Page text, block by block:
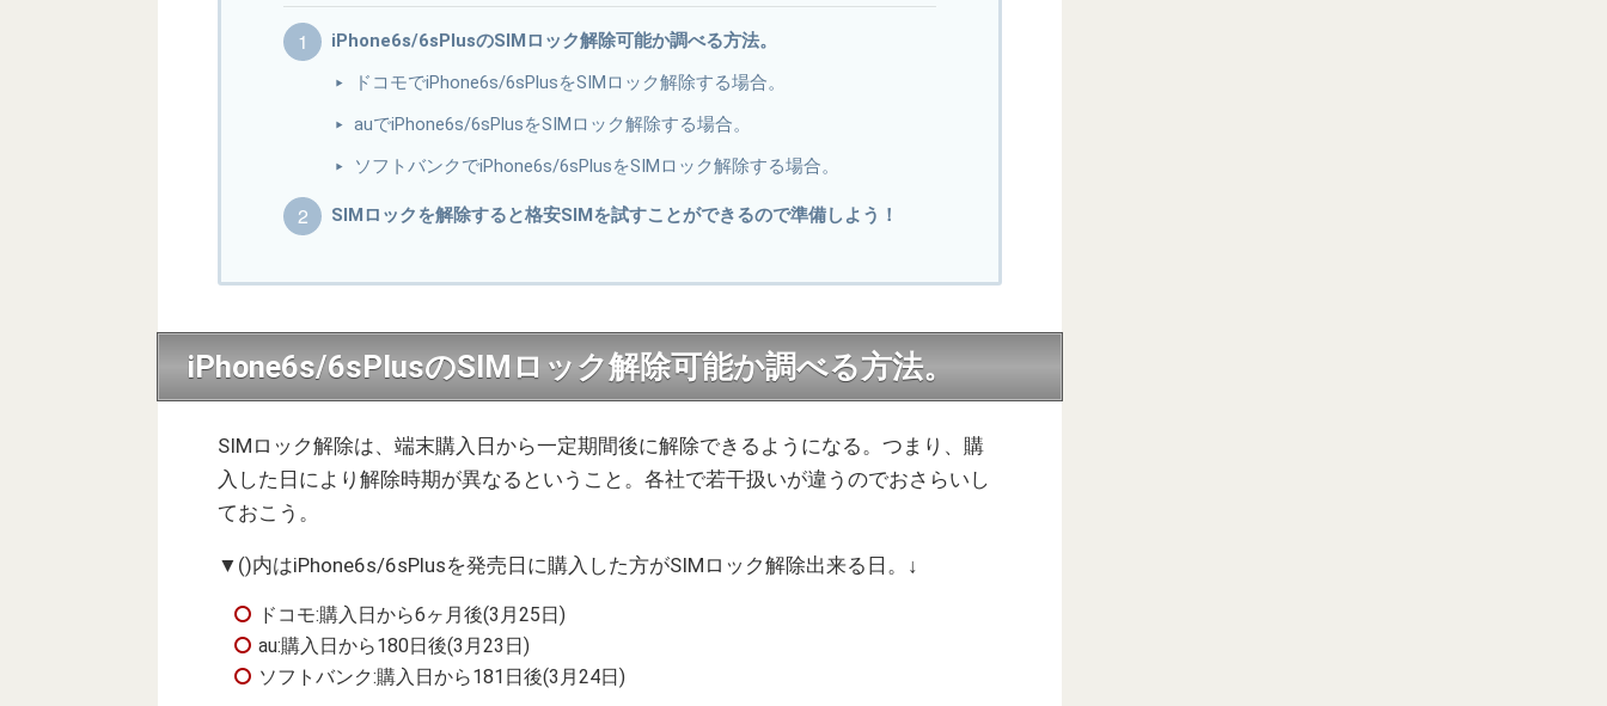
iPhone6s/6sPlusのSIMロック解除可能か調べる方法。
ドコモでiPhone6s/6sPlusをSIMロック解除する場合。
auでiPhone6s/6sPlusをSIMロック解除する場合。
ソフトバンクでiPhone6s/6sPlusをSIMロック解除する場合。
SIMロックを解除すると格安SIMを試すことができるので準備しよう！
iPhone6s/6sPlusのSIMロック解除可能か調べる方法。
SIMロック解除は、端末購入日から一定期間後に解除できるようになる。つまり、購
入した日により解除時期が異なるということ。各社で若干扱いが違うのでおさらいし
ておこう。
▼()内はiPhone6s/6sPlusを発売日に購入した方がSIMロック解除出来る日。↓
ドコモ:購入日から6ヶ月後(3月25日)
au:購入日から180日後(3月23日)
ソフトバンク:購入日から181日後(3月24日)